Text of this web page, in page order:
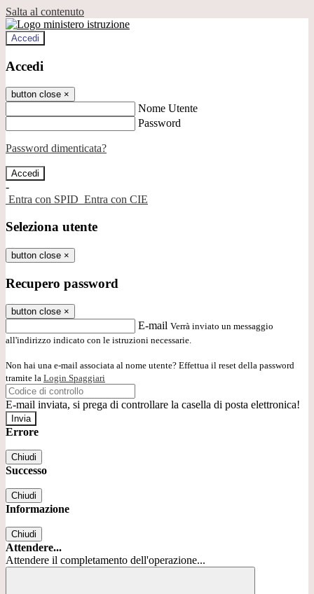
Salta al contenuto
Accedi
Accedi
button close ×
Nome Utente
Password
Password dimenticata?
-
Entra con SPID Entra con CIE
Seleziona utente
button close ×
Recupero password
button close ×
E-mail Verrà inviato un messaggio
all'indirizzo indicato con le istruzioni necessarie.
Non hai una e-mail associata al nome utente? Effettua il reset della password
tramite la Login Spaggiari
E-mail inviata, si prega di controllare la casella di posta elettronica!
Errore
Chiudi
Successo
Chiudi
Informazione
Chiudi
Attendere...
Attendere il completamento dell'operazione...